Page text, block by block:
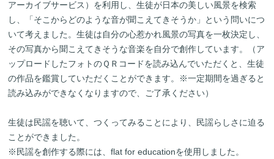
アーカイブサービス）を利用し、生徒が日本の美しい風景を検索
し、「そこからどのような音が聞こえてきそうか」という問いにつ
いて考えました。生徒は自分の心惹かれ風景の写真を一枚決定し、
その写真から聞こえてきそうな音楽を自分で創作しています。（ア
ップロードしたフォトのＱＲコードを読み込んでいただくと、生徒
の作品を鑑賞していただくことができます。※一定期間を過ぎると
読み込みができなくなりますので、ご了承ください）
生徒は民謡を聴いて、つくってみることにより、民謡らしさに迫る
ことができました。
※民謡を創作する際には、flat for educationを使用しました。